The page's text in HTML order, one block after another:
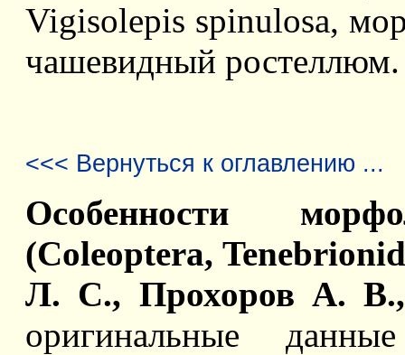
Vigisolepis spinulosa,
чашевидный ростеллюм.
<<< Вернуться к оглавлению ...
Особенности
(Coleoptera,
Л. С., Прохоров А.
оригинальные